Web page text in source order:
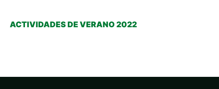
ACTIVIDADES DE VERANO 2022